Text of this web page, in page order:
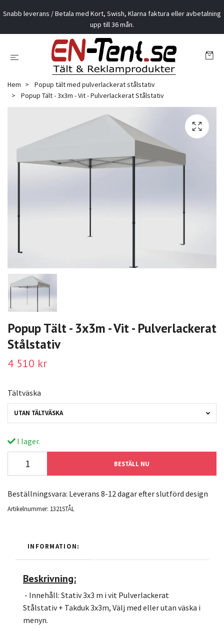
Snabb leverans / Betala med Kort, Swish, Klarna faktura eller avbetalning
upp till 36 mån.
Hem
Popup tält med pulverlackerat stålstativ
Popup Tält - 3x3m - Vit - Pulverlackerat Stålstativ
Popup Tält - 3x3m - Vit - Pulverlackerat
Stålstativ
4 510 kr
Tältväska
UTAN TÄLTVÄSKA
I lager.
BESTÄLL NU
Beställningsvara: Leverans 8-12 dagar efter slutförd design
Artikelnummer: 1321STÅL
INFORMATION:
Beskrivning:
- Innehåll: Stativ 3x3 m i vit Pulverlackerat
Stålstativ + Takduk 3x3m, Välj med eller utan väska i
menyn.